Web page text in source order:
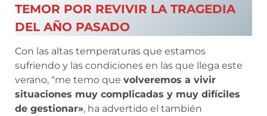
TEMOR POR REVIVIR LA TRAGEDIA
DEL AÑO PASADO
Con las altas temperaturas que estamos
sufriendo y las condiciones en las que llega este
verano, “me temo que volveremos a vivir
situaciones muy complicadas y muy difíciles
de gestionar», ha advertido el también